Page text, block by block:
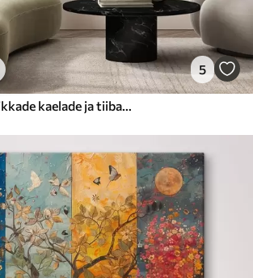
5
Kaks suurt halli, pikkade kaelade ja tiibadega kraanat, mis seisavad puudest ümbritsetud udujärves